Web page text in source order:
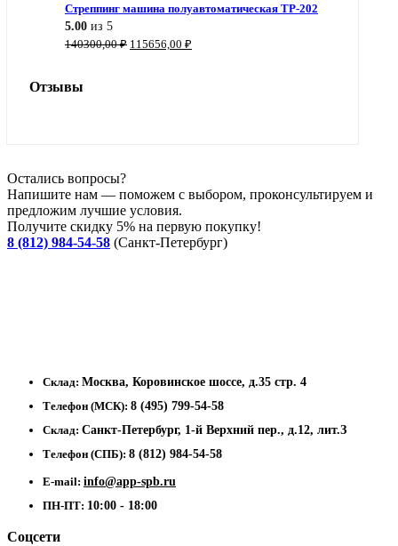
Стреппинг машина полуавтоматическая TP-202
5.00 из 5
140300,00₽ Первоначальная
115656,00 ₽
Отзывы
Остались вопросы?
Напишите нам — поможем с выбором, проконсультируем и
предложим лучшие условия.
Получите скидку 5% на первую покупку!
8 (812) 984-54-58 (Санкт-Петербург)
Склад: Москва, Коровинское шоссе, д.35 стр. 4
Телефон (МСК): 8 (495) 799-54-58
Склад: Санкт-Петербург, 1-й Верхний пер., д.12, лит.З
Телефон (СПБ): 8 (812) 984-54-58
E-mail: info@app-spb.ru
ПН-ПТ: 10:00 - 18:00
Соцсети